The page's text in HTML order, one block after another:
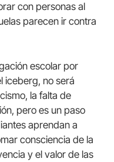
con personas al
parecen ir contra
escolar por
iceberg, no será
la falta de
pero es un paso
aprendan a
consciencia de la
y el valor de las